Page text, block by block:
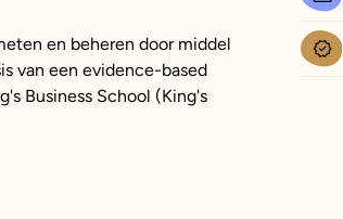
en beheren door middel
van een evidence-based
Business School (King's